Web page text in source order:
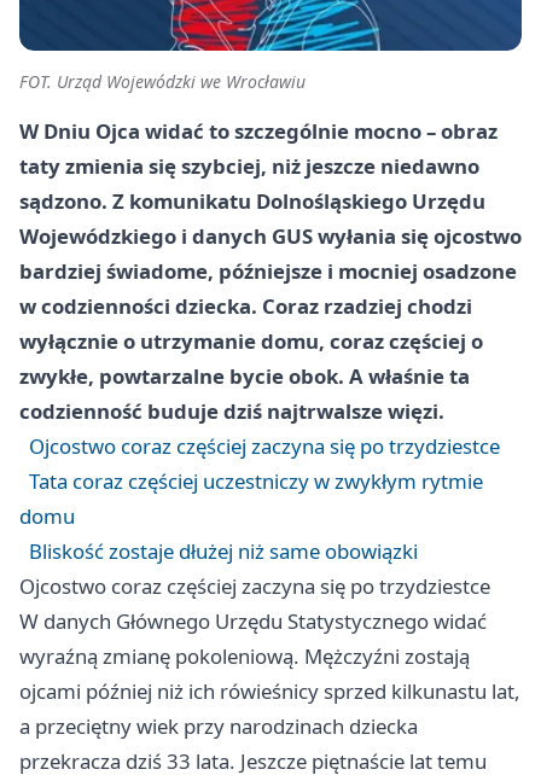
FOT. Urząd Wojewódzki we Wrocławiu
W Dniu Ojca widać to szczególnie mocno – obraz
taty zmienia się szybciej, niż jeszcze niedawno
sądzono. Z komunikatu Dolnośląskiego Urzędu
Wojewódzkiego i danych GUS wyłania się ojcostwo
bardziej świadome, późniejsze i mocniej osadzone
w codzienności dziecka. Coraz rzadziej chodzi
wyłącznie o utrzymanie domu, coraz częściej o
zwykłe, powtarzalne bycie obok. A właśnie ta
codzienność buduje dziś najtrwalsze więzi.
Ojcostwo coraz częściej zaczyna się po trzydziestce
Tata coraz częściej uczestniczy w zwykłym rytmie
domu
Bliskość zostaje dłużej niż same obowiązki
Ojcostwo coraz częściej zaczyna się po trzydziestce
W danych Głównego Urzędu Statystycznego widać
wyraźną zmianę pokoleniową. Mężczyźni zostają
ojcami później niż ich rówieśnicy sprzed kilkunastu lat,
a przeciętny wiek przy narodzinach dziecka
przekracza dziś 33 lata. Jeszcze piętnaście lat temu